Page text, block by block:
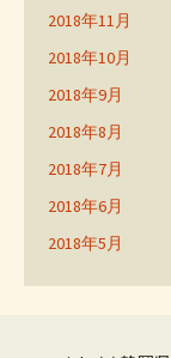
2018年11月
2018年10月
2018年9月
2018年8月
2018年7月
2018年6月
2018年5月